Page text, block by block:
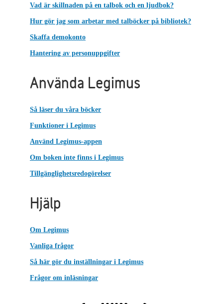
Vad är skillnaden på en talbok och en ljudbok?
Hur gör jag som arbetar med talböcker på bibliotek?
Skaffa demokonto
Hantering av personuppgifter
Använda Legimus
Så läser du våra böcker
Funktioner i Legimus
Använd Legimus-appen
Om boken inte finns i Legimus
Tillgänglighetsredogörelser
Hjälp
Om Legimus
Vanliga frågor
Så här gör du inställningar i Legimus
Frågor om inläsningar